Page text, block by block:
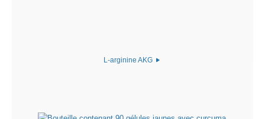
L-arginine AKG